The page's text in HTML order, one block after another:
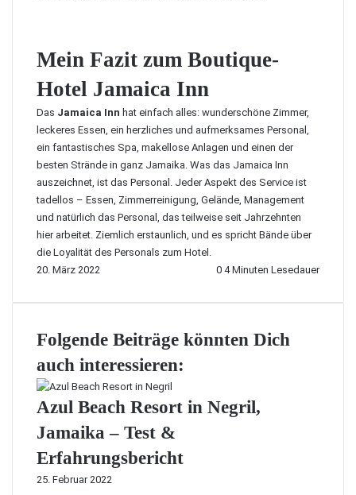
Mein Fazit zum Boutique-
Hotel Jamaica Inn
Das Jamaica Inn hat einfach alles: wunderschöne Zimmer,
leckeres Essen, ein herzliches und aufmerksames Personal,
ein fantastisches Spa, makellose Anlagen und einen der
besten Strände in ganz Jamaika. Was das Jamaica Inn
auszeichnet, ist das Personal. Jeder Aspekt des Service ist
tadellos – Essen, Zimmerreinigung, Gelände, Management
und natürlich das Personal, das teilweise seit Jahrzehnten
hier arbeitet. Ziemlich erstaunlich, und es spricht Bände über
die Loyalität des Personals zum Hotel.
20. März 2022
0 4 Minuten Lesedauer
Folgende Beiträge könnten Dich
auch interessieren:
Azul Beach Resort in Negril,
Jamaika – Test &
Erfahrungsbericht
25. Februar 2022